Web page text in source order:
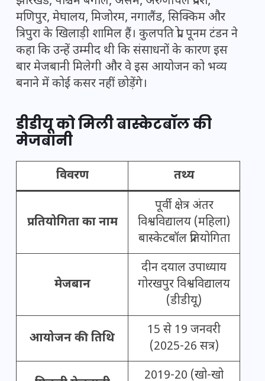
मणिपुर, मेघालय, मिजोरम, नगालैंड, सिक्किम और
त्रिपुरा के खिलाड़ी शामिल हैं। कुलपति प्रो. पूनम टंडन ने
कहा कि उन्हें उम्मीद थी कि संसाधनों के कारण इस
बार मेजबानी मिलेगी और वे इस आयोजन को भव्य
बनाने में कोई कसर नहीं छोड़ेंगे।
डीडीयू को मिली बास्केटबॉल की
मेजबानी
विवरण तथ्य
प्रतियोगिता का नाम
पूर्वी क्षेत्र अंतर
विश्वविद्यालय (महिला)
बास्केटबॉल प्रतियोगिता
मेजबान
दीन दयाल उपाध्याय
गोरखपुर विश्वविद्यालय
(डीडीयू)
आयोजन की तिथि
15 से 19 जनवरी
(2025-26 सत्र)
2019-20 (खो-खो